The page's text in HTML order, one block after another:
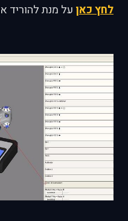
לחץ כאן על מנת להוריד